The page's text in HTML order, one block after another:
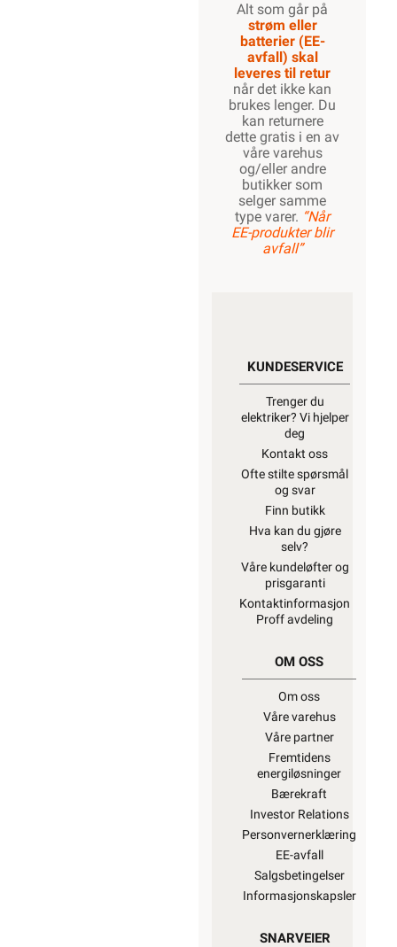
Alt som går på
strøm eller
batterier (EE-
avfall) skal
leveres til retur
når det ikke kan
brukes lenger. Du
kan returnere
dette gratis i en av
våre varehus
og/eller andre
butikker som
selger samme
type varer. “Når
EE-produkter blir
avfall”
KUNDESERVICE
Trenger du
elektriker? Vi hjelper
deg
Kontakt oss
Ofte stilte spørsmål
og svar
Finn butikk
Hva kan du gjøre
selv?
Våre kundeløfter og
prisgaranti
Kontaktinformasjon
Proff avdeling
OM OSS
Om oss
Våre varehus
Våre partner
Fremtidens
energiløsninger
Bærekraft
Investor Relations
Personvernerklæring
EE-avfall
Salgsbetingelser
Informasjonskapsler
SNARVEIER